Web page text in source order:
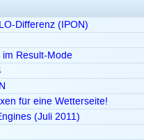
Differenz (IPON)
Result-Mode
für eine Wetterseite!
(Juli 2011)